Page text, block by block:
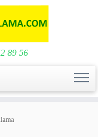
89 56